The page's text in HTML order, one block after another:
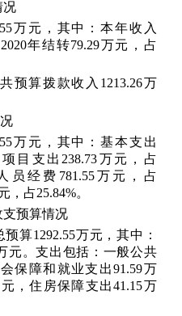
况
万元，其中：本年收入
年结转79.29万元，占
预算拨款收入1213.26万
万元，其中：基本支出
项目支出238.73万元，占
员经费781.55万元，占
，占25.84%。
支预算情况
算1292.55万元，其中：
元。支出包括：一般公共
保障和就业支出91.59万
，住房保障支出41.15万